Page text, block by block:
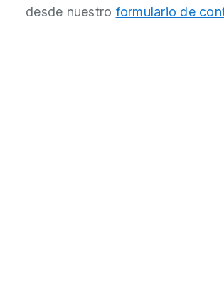
desde nuestro formulario de